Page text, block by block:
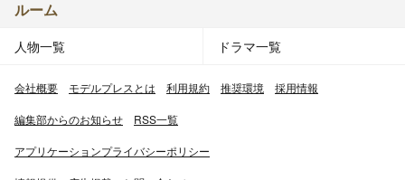
ルーム
人物一覧 ドラマ一覧
会社概要 モデルプレスとは 利用規約 推奨環境 採用情報
編集部からのお知らせ RSS一覧
アプリケーションプライバシーポリシー